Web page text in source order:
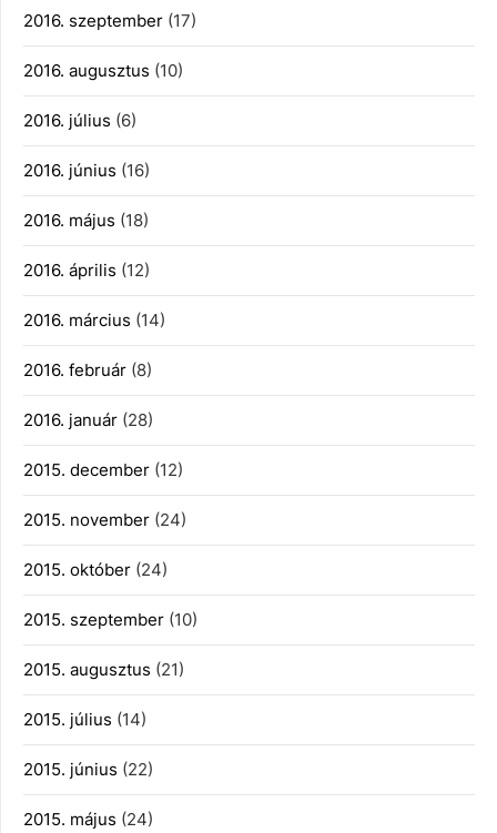
2016. szeptember (17)
2016. augusztus (10)
2016. július (6)
2016. június (16)
2016. május (18)
2016. április (12)
2016. március (14)
2016. február (8)
2016. január (28)
2015. december (12)
2015. november (24)
2015. október (24)
2015. szeptember (10)
2015. augusztus (21)
2015. július (14)
2015. június (22)
2015. május (24)